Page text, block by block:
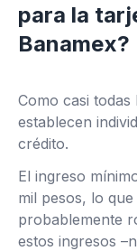
para la
Banamex?
Como casi todas
establecen
crédito.
El ingreso
mil pesos, lo
probablemente
estos ingresos